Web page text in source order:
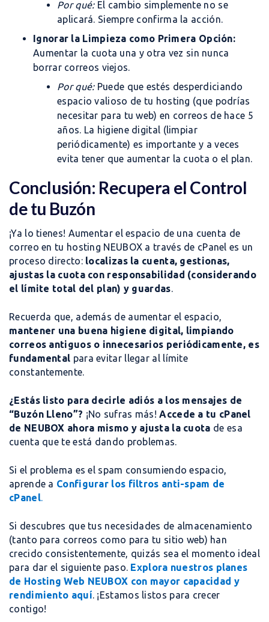
Por qué:El cambio simplemente no se
aplicará. Siempre confirma la acción.
Ignorar la Limpieza como Primera Opción:
Aumentar la cuota una y otra vez sin nunca
borrar correos viejos.
Por qué:Puede que estés desperdiciando
espacio valioso de tu hosting (que podrías
necesitar para tu web) en correos de hace 5
años. La higiene digital (limpiar
periódicamente) es importante y a veces
evita tener que aumentar la cuota o el plan.
Conclusión: Recupera el Control
de tu Buzón
¡Ya lo tienes! Aumentar el espacio de una cuenta de
correo en tu hosting NEUBOX a través de cPanel es un
proceso directo: localizas la cuenta, gestionas,
ajustas la cuota con responsabilidad (considerando
el límite total del plan) y guardas.
Recuerda que, además de aumentar el espacio,
mantener una buena higiene digital, limpiando
correos antiguos o innecesarios periódicamente, es
fundamental para evitar llegar al límite
constantemente.
¿Estás listo para decirle adiós a los mensajes de
“Buzón Lleno”? ¡No sufras más!Accede a tu cPanel
de NEUBOX ahora mismo y ajusta la cuota de esa
cuenta que te está dando problemas.
Si el problema es el spam consumiendo espacio,
aprende a Configurar los filtros anti-spam de
cPanel.
Si descubres que tus necesidades de almacenamiento
(tanto para correos como para tu sitio web) han
crecido consistentemente, quizás sea el momento ideal
para dar el siguiente paso. Explora nuestros planes
de Hosting Web NEUBOX con mayor capacidad y
rendimiento aquí. ¡Estamos listos para crecer
contigo!